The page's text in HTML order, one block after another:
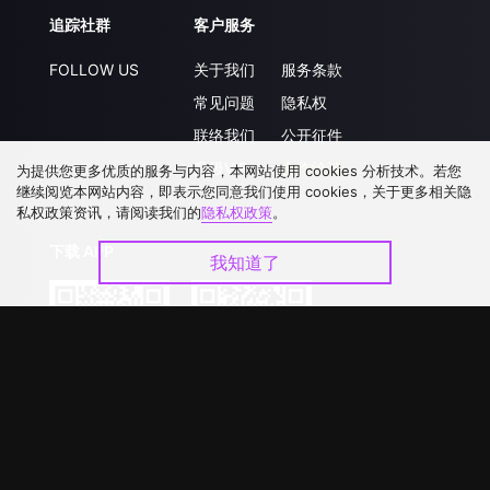
追踪社群
FOLLOW US
客户服务
关于我们
常见问题
联络我们
升级VIP
服务条款
隐私权
公开征件
合作洽談
为提供您更多优质的服务与内容，本网站使用 cookies 分析技术。若您
继续阅览本网站内容，即表示您同意我们使用 cookies，关于更多相关隐
私权政策资讯，请阅读我们的隐私权政策。
我知道了